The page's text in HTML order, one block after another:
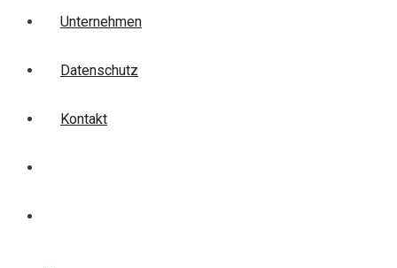
Unternehmen
Datenschutz
Kontakt